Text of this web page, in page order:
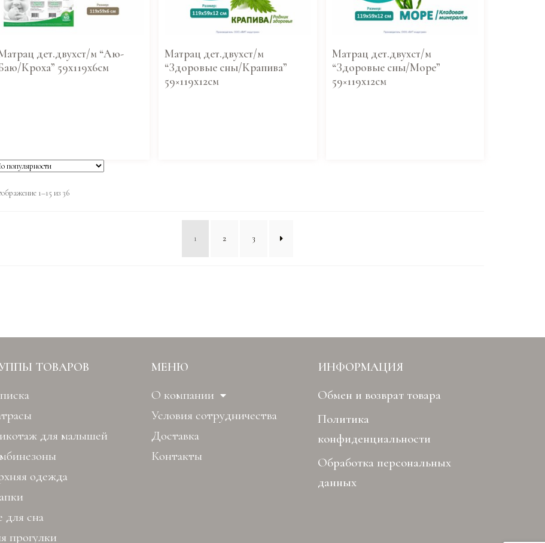
дет.двухст/м “Аю-
Кроха” 59х119х6см
Матрац дет.двухст/м
“Здоровые сны/Крапива”
59×119х12см
Матрац дет.двухст/м
“Здоровые сны/Море”
59×119х12см
1–15 из 36
1 2 3
ТОВАРОВ
для малышей
одежда
для сна
прогулки
МЕНЮ
О компании
Условия сотрудничества
Доставка
Контакты
ИНФОРМАЦИЯ
Обмен и возврат товара
Политика
конфиденциальности
Обработка персональных
данных